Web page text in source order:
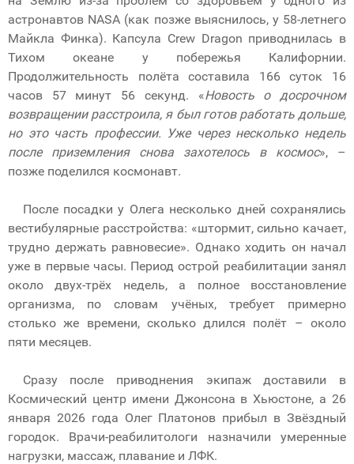
астронавтов NASA (как позже выяснилось, у 58-летнего
Майкла Финка). Капсула Crew Dragon приводнилась в
Тихом океане у побережья Калифорнии.
Продолжительность полёта составила 166 суток 16
часов 57 минут 56 секунд. «Новость о досрочном
возвращении расстроила, я был готов работать дольше,
но это часть профессии. Уже через несколько недель
после приземления снова захотелось в космос», –
позже поделился космонавт.
После посадки у Олега несколько дней сохранялись
вестибулярные расстройства: «штормит, сильно качает,
трудно держать равновесие». Однако ходить он начал
уже в первые часы. Период острой реабилитации занял
около двух-трёх недель, а полное восстановление
организма, по словам учёных, требует примерно
столько же времени, сколько длился полёт – около
пяти месяцев.
Сразу после приводнения экипаж доставили в
Космический центр имени Джонсона в Хьюстоне, а 26
января 2026 года Олег Платонов прибыл в Звёздный
городок. Врачи-реабилитологи назначили умеренные
нагрузки, массаж, плавание и ЛФК.